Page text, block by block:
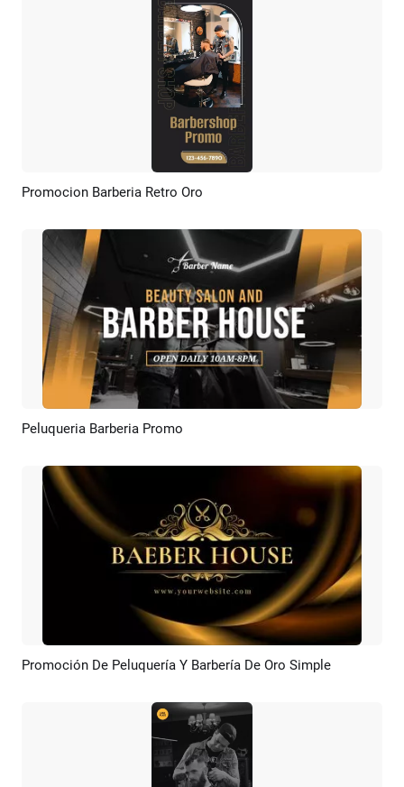
Previsualizar
Promocion Barberia Retro Oro
Previsualizar
Peluqueria Barberia Promo
Previsualizar Crear IA
Promoción De Peluquería Y Barbería De Oro Simple